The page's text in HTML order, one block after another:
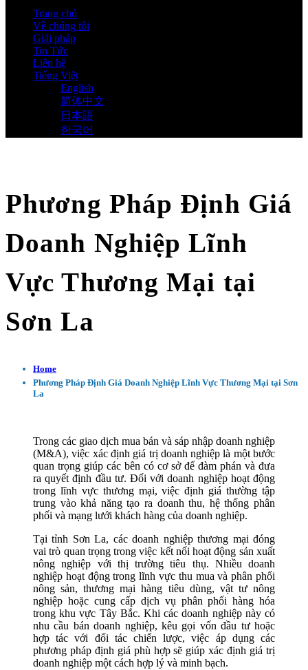
Trang chủ
Về chúng tôi
Giải pháp
Tin Tức
Liên hệ
Tiếng Việt
English
简体中文
日本語
한국어
Phương Pháp Định Giá
Doanh Nghiệp Lĩnh
Vực Thương Mại tại
Sơn La
Home
Phương Pháp Định Giá Doanh Nghiệp Lĩnh Vực Thương Mại tại Sơn
La
Trong các giao dịch mua bán và sáp nhập doanh nghiệp
(M&A), việc xác định giá trị doanh nghiệp là một bước
quan trọng giúp các bên có cơ sở để đàm phán và đưa
ra quyết định đầu tư. Đối với doanh nghiệp hoạt động
trong lĩnh vực thương mại, việc định giá thường tập
trung vào khả năng tạo ra doanh thu, hệ thống phân
phối và mạng lưới khách hàng của doanh nghiệp.
Tại tỉnh Sơn La, các doanh nghiệp thương mại đóng
vai trò quan trọng trong việc kết nối hoạt động sản xuất
nông nghiệp với thị trường tiêu thụ. Nhiều doanh
nghiệp hoạt động trong lĩnh vực thu mua và phân phối
nông sản, thương mại hàng tiêu dùng, vật tư nông
nghiệp hoặc cung cấp dịch vụ phân phối hàng hóa
trong khu vực Tây Bắc. Khi các doanh nghiệp này có
nhu cầu bán doanh nghiệp, kêu gọi vốn đầu tư hoặc
hợp tác với đối tác chiến lược, việc áp dụng các
phương pháp định giá phù hợp sẽ giúp xác định giá trị
doanh nghiệp một cách hợp lý và minh bạch.